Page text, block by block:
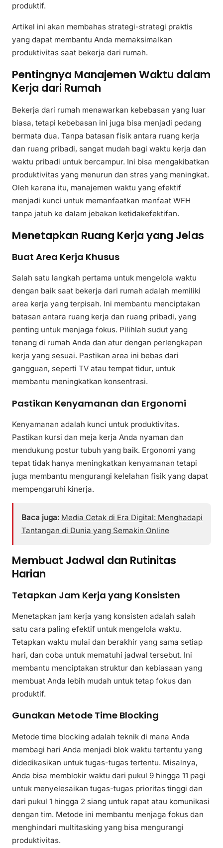
produktif.
Artikel ini akan membahas strategi-strategi praktis
yang dapat membantu Anda memaksimalkan
produktivitas saat bekerja dari rumah.
Pentingnya Manajemen Waktu dalam
Kerja dari Rumah
Bekerja dari rumah menawarkan kebebasan yang luar
biasa, tetapi kebebasan ini juga bisa menjadi pedang
bermata dua. Tanpa batasan fisik antara ruang kerja
dan ruang pribadi, sangat mudah bagi waktu kerja dan
waktu pribadi untuk bercampur. Ini bisa mengakibatkan
produktivitas yang menurun dan stres yang meningkat.
Oleh karena itu, manajemen waktu yang efektif
menjadi kunci untuk memanfaatkan manfaat WFH
tanpa jatuh ke dalam jebakan ketidakefektifan.
Menetapkan Ruang Kerja yang Jelas
Buat Area Kerja Khusus
Salah satu langkah pertama untuk mengelola waktu
dengan baik saat bekerja dari rumah adalah memiliki
area kerja yang terpisah. Ini membantu menciptakan
batasan antara ruang kerja dan ruang pribadi, yang
penting untuk menjaga fokus. Pilihlah sudut yang
tenang di rumah Anda dan atur dengan perlengkapan
kerja yang sesuai. Pastikan area ini bebas dari
gangguan, seperti TV atau tempat tidur, untuk
membantu meningkatkan konsentrasi.
Pastikan Kenyamanan dan Ergonomi
Kenyamanan adalah kunci untuk produktivitas.
Pastikan kursi dan meja kerja Anda nyaman dan
mendukung postur tubuh yang baik. Ergonomi yang
tepat tidak hanya meningkatkan kenyamanan tetapi
juga membantu mengurangi kelelahan fisik yang dapat
mempengaruhi kinerja.
Baca juga: Media Cetak di Era Digital: Menghadapi
Tantangan di Dunia yang Semakin Online
Membuat Jadwal dan Rutinitas
Harian
Tetapkan Jam Kerja yang Konsisten
Menetapkan jam kerja yang konsisten adalah salah
satu cara paling efektif untuk mengelola waktu.
Tetapkan waktu mulai dan berakhir yang sama setiap
hari, dan coba untuk mematuhi jadwal tersebut. Ini
membantu menciptakan struktur dan kebiasaan yang
membuat Anda lebih mudah untuk tetap fokus dan
produktif.
Gunakan Metode Time Blocking
Metode time blocking adalah teknik di mana Anda
membagi hari Anda menjadi blok waktu tertentu yang
didedikasikan untuk tugas-tugas tertentu. Misalnya,
Anda bisa memblokir waktu dari pukul 9 hingga 11 pagi
untuk menyelesaikan tugas-tugas prioritas tinggi dan
dari pukul 1 hingga 2 siang untuk rapat atau komunikasi
dengan tim. Metode ini membantu menjaga fokus dan
menghindari multitasking yang bisa mengurangi
produktivitas.